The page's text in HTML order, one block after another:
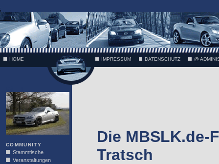
;
HOME IMPRESSUM DATENSCHUTZ @
COMMUNITY
Stammtische
Veranstaltungen
Die MBSLK.de-
Tratsch